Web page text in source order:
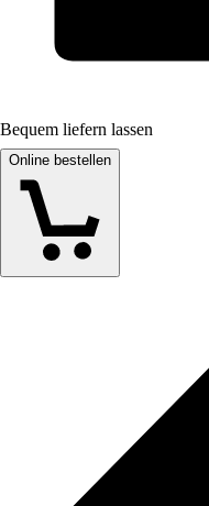
Bequem liefern lassen
Online bestellen